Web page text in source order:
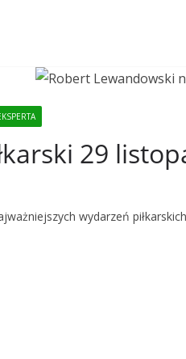
29
wydarzeń